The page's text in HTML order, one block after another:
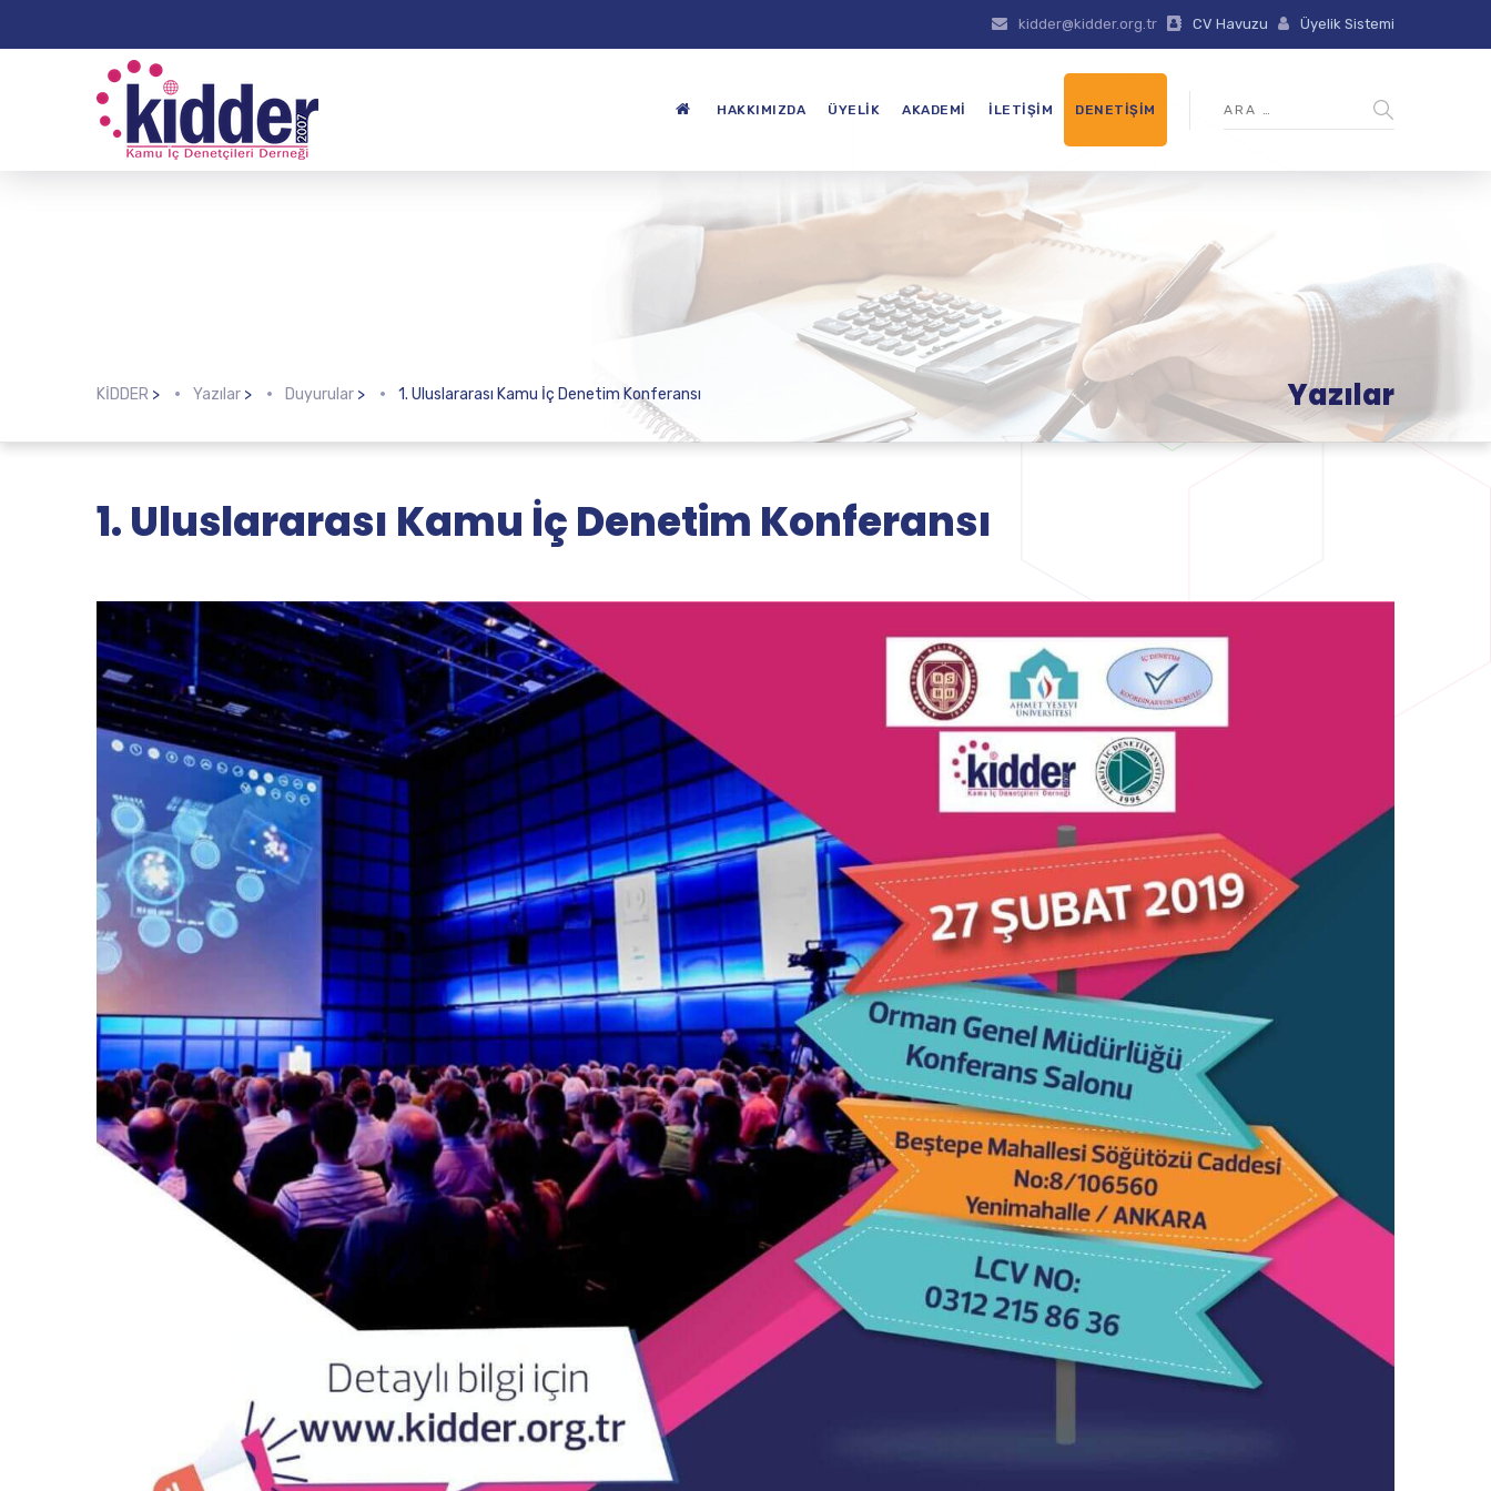
kidder@kidder.org.tr CV Havuzu Üyelik Sistemi
HAKKIMIZDA ÜYELIK AKADEMI İLETIŞIM DENETIŞIM
Yazılar
KİDDER > Yazılar > Duyurular > 1. Uluslararası Kamu İç Denetim Konferansı
1. Uluslararası Kamu İç Denetim Konferansı